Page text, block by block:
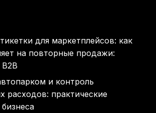
для маркетплейсов: как
на повторные продажи:
и контроль
расходов: практические